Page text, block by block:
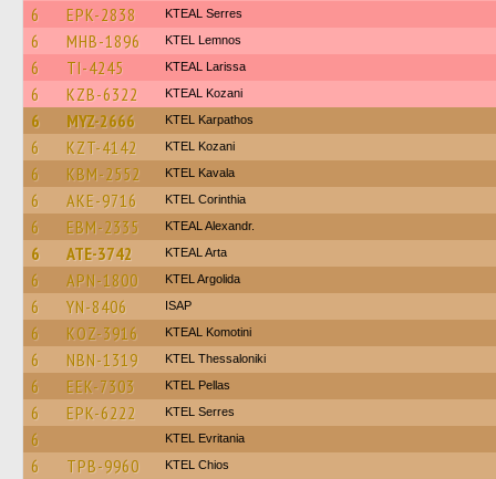
6 EPK-2838 KTEAL Serres
6 MHB-1896 KTEL Lemnos
6 TI-4245 KTEAL Larissa
6 KZB-6322 KTEAL Kozani
6 MYZ-2666 ΚΤΕL Karpathos
6 KZT-4142 ΚΤΕL Kozani
6 KBM-2552 KTEL Kavala
6 AKE-9716 KTEL Corinthia
6 EBM-2335 KTEAL Alexandr.
6 ATE-3742 KTEAL Arta
6 APN-1800 KTEL Argolida
6 YN-8406 ISAP
6 KOZ-3916 KTEAL Komotini
6 NBN-1319 KTEL Thessaloniki
6 EEK-7303 KTEL Pellas
6 EPK-6222 KTEL Serres
6 ΚΤΕL Evritania
6 TPB-9960 KTEL Chios